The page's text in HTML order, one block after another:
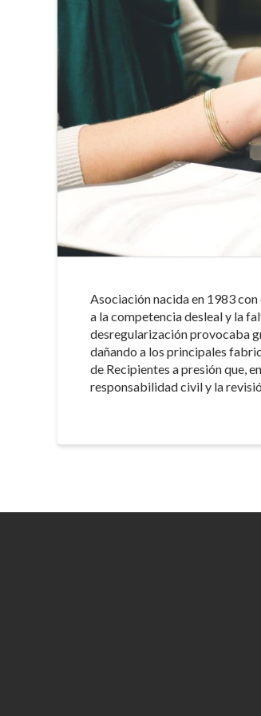
Asociación nacida en 1983
a la competencia desleal y la
desregularización provocaba
dañando a los principales
de Recipientes a presión que,
responsabilidad civil y la